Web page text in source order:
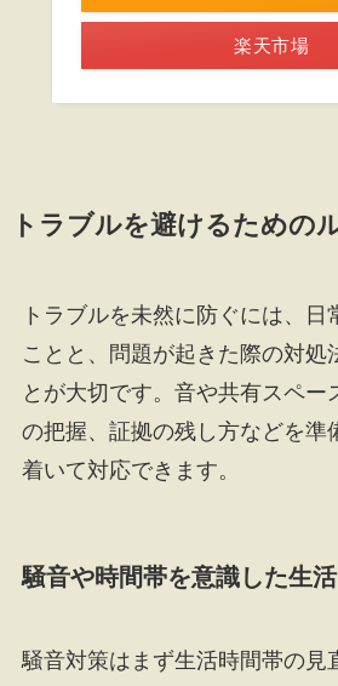
楽天市場
トラブルを避けるための
トラブルを未然に防ぐには、日
ことと、問題が起きた際の対処
とが大切です。音や共有スペー
の把握、証拠の残し方などを準
着いて対応できます。
騒音や時間帯を意識した生
騒音対策はまず生活時間帯の見